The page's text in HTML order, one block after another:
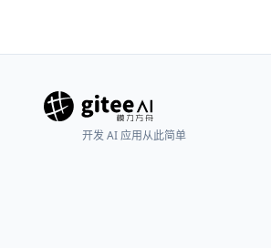
开发 AI 应用从此简单